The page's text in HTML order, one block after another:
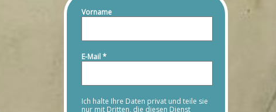
Vorname
E-Mail*
Ich halte Ihre Daten privat und teile sie
nur mit Dritten, die diesen Dienst